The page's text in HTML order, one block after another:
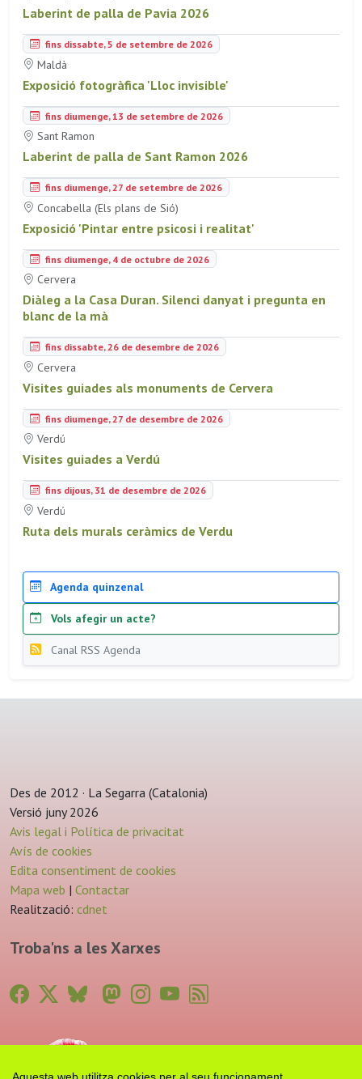
Laberint de palla de Pavia 2026
fins dissabte, 5 de setembre de 2026
Maldà
Exposició fotogràfica 'Lloc invisible'
fins diumenge, 13 de setembre de 2026
Sant Ramon
Laberint de palla de Sant Ramon 2026
fins diumenge, 27 de setembre de 2026
Concabella (Els plans de Sió)
Exposició 'Pintar entre psicosi i realitat'
fins diumenge, 4 de octubre de 2026
Cervera
Diàleg a la Casa Duran. Silenci danyat i pregunta en
blanc de la mà
fins dissabte, 26 de desembre de 2026
Cervera
Visites guiades als monuments de Cervera
fins diumenge, 27 de desembre de 2026
Verdú
Visites guiades a Verdú
fins dijous, 31 de desembre de 2026
Verdú
Ruta dels murals ceràmics de Verdu
Agenda quinzenal
Vols afegir un acte?
Canal RSS Agenda
Des de 2012 · La Segarra (Catalonia)
Versió juny 2026
Avis legal i Política de privacitat
Avís de cookies
Edita consentiment de cookies
Mapa web | Contactar
Realització: cdnet
Troba'ns a les Xarxes